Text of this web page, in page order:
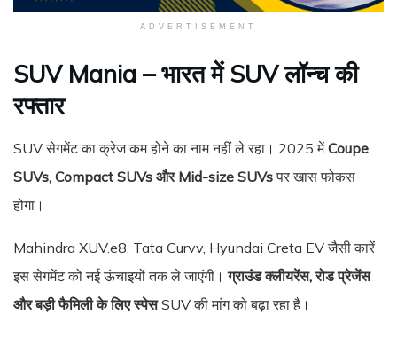
ADVERTISEMENT
SUV Mania – भारत में SUV लॉन्च की
रफ्तार
SUV सेगमेंट का क्रेज कम होने का नाम नहीं ले रहा। 2025 मेंCoupe
SUVs, Compact SUVs और Mid-size SUVsपर खास फोकस
होगा।
Mahindra XUV.e8, Tata Curvv, Hyundai Creta EV जैसी कारें
इस सेगमेंट को नई ऊंचाइयों तक ले जाएंगी।ग्राउंड क्लीयरेंस, रोड प्रेजेंस
और बड़ी फैमिली के लिए स्पेसSUV की मांग को बढ़ा रहा है।